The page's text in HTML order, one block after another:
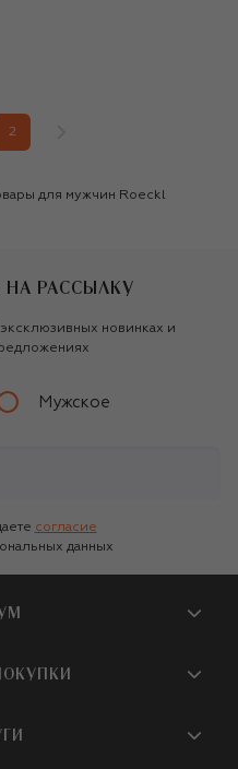
2
для мужчин Roeckl
РАССЫЛКУ
новинках и
Мужское
согласие
данных
ЦУМ